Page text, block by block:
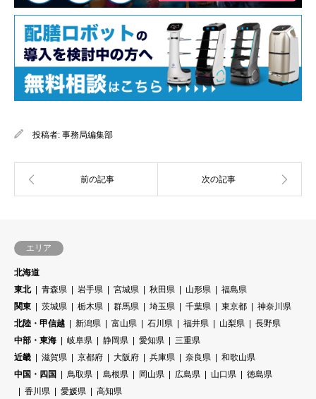
投稿者: 事務局編集部
エリア
北海道
東北
青森県 岩手県 宮城県 秋田県 山形県
福島県
関東
茨城県 栃木県 群馬県 埼玉県 千葉県 東京都
神奈川県
北陸・甲信越
新潟県 富山県 石川県 福井県 山梨県
長野県
中部・東海
岐阜県 静岡県 愛知県
三重県
近畿
滋賀県 京都府 大阪府 兵庫県 奈良県
和歌山県
中国・四国
鳥取県 島根県 岡山県 広島県 山口県
徳島県
香川県
愛媛県
高知県